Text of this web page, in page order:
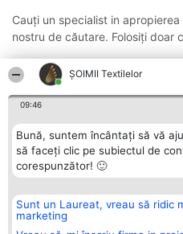
ȘOIMII Textilelor
09:46
Bună, suntem încântați să vă
să faceți clic pe subiectul de
corespunzător! 🙂
Sunt un Laureat, vreau să ridic
marketing
Cauți un specialist in
nostru de căutare. Folosiți doar
Organizator Ranking
BRIGHT SOLUTIONS BR SRL
Aleea Timisul De Sus 2 Bl. A30
Lista